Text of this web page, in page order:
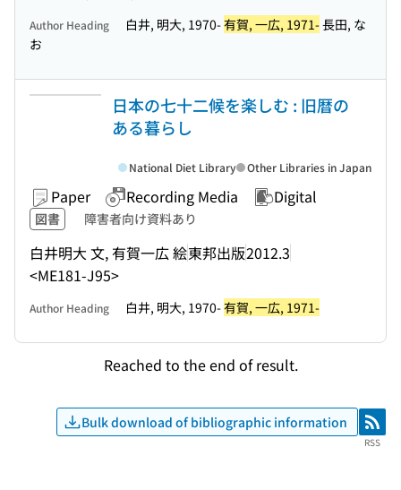
Author Heading 白井, 明大, 1970-有賀, 一広, 1971-長田, な
お
日本の七十二候を楽しむ : 旧暦の
ある暮らし
Paper Recording Media Digital
図書 障害者向け資料あり
白井明大 文, 有賀一広 絵東邦出版2012.3
<ME181-J95>
National Diet Library Other Libraries in Japan
Author Heading 白井, 明大, 1970-有賀, 一広, 1971-
Reached to the end of result.
Bulk download of bibliographic information RSS
RSS